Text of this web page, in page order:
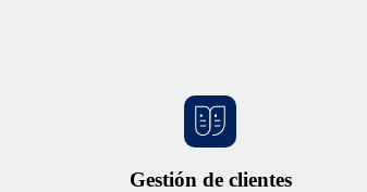
Gestión de clientes